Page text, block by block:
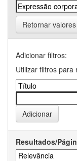
Retornar valores
Adicionar filtros:
Utilizar filtros para
Resultados/